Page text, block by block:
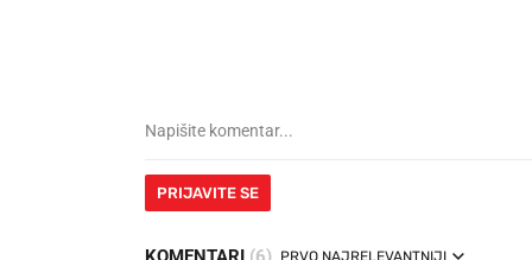
PRIJAVITE SE
PRVO NAJRELEVANTNIJI